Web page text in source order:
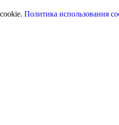
Политика использования